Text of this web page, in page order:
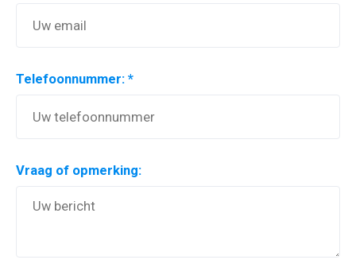
Telefoonnummer: *
Vraag of opmerking: